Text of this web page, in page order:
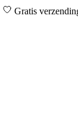
Gratis